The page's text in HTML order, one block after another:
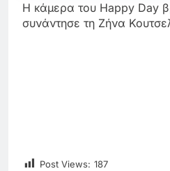
Η κάμερα του Happy Day
συνάντησε τη Ζήνα
Post Views: 187